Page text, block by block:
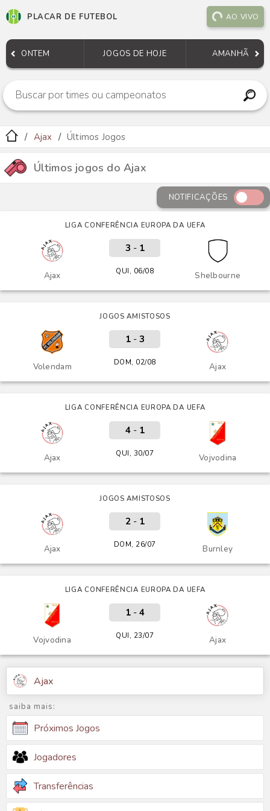
PLACAR DE FUTEBOL AO VIVO
ONTEM JOGOS DE HOJE AMANHÃ
Ajax Últimos Jogos
Últimos jogos do Ajax
NOTIFICAÇÕES
LIGA CONFERÊNCIA EUROPA DA UEFA
Ajax Shelbourne
3 - 1
QUI, 06/08
JOGOS AMISTOSOS
Volendam Ajax
1- 3
DOM, 02/08
LIGA CONFERÊNCIA EUROPA DA UEFA
Ajax Vojvodina
4- 1
QUI, 30/07
JOGOS AMISTOSOS
Ajax Burnley
2- 1
DOM, 26/07
LIGA CONFERÊNCIA EUROPA DA UEFA
Vojvodina Ajax
1- 4
QUI, 23/07
Ajax
saiba mais:
Próximos Jogos
Jogadores
Transferências